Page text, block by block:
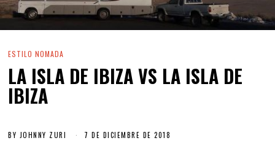
ESTILO NOMADA
LA ISLA DE IBIZA VS LA ISLA DE
IBIZA
BY JOHNNY ZURI 7 DE DICIEMBRE DE 2018